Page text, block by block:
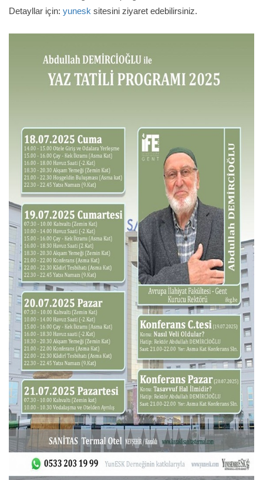
Detayllar için: yunesk sitesini ziyaret edebilirsiniz.